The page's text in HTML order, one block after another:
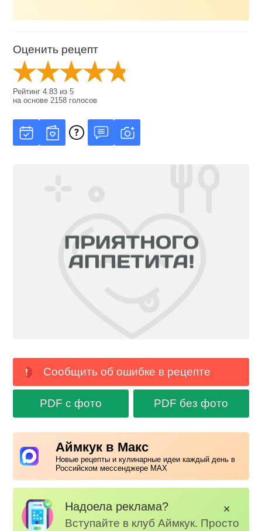
Оценить рецепт
Рейтинг4.83 из5
на основе 2158 голосов
Сообщить об ошибке в рецепте
PDF с фото PDF без фото
Аймкук в Макс
Новые рецепты и кулинарные идеи каждый день в
Российском мессенджере MAX
Надоела реклама?
Вступайте в клуб Аймкук. Просто
✕